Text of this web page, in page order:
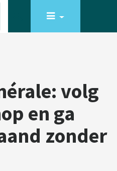
volg
en ga
zonder